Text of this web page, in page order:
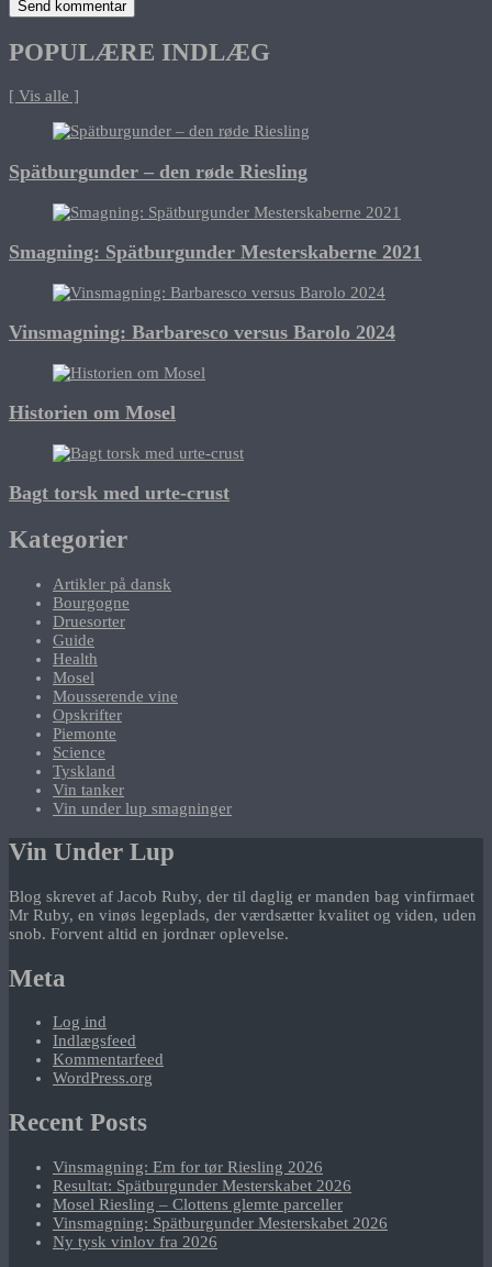
POPULÆRE INDLÆG
[ Vis alle ]
Spätburgunder – den røde Riesling
Smagning: Spätburgunder Mesterskaberne 2021
Vinsmagning: Barbaresco versus Barolo 2024
Historien om Mosel
Bagt torsk med urte-crust
Kategorier
Artikler på dansk
Bourgogne
Druesorter
Guide
Health
Mosel
Mousserende vine
Opskrifter
Piemonte
Science
Tyskland
Vin tanker
Vin under lup smagninger
Vin Under Lup
Blog skrevet af Jacob Ruby, der til daglig er manden bag vinfirmaet
Mr Ruby, en vinøs legeplads, der værdsætter kvalitet og viden, uden
snob. Forvent altid en jordnær oplevelse.
Meta
Log ind
Indlægsfeed
Kommentarfeed
WordPress.org
Recent Posts
Vinsmagning: Em for tør Riesling 2026
Resultat: Spätburgunder Mesterskabet 2026
Mosel Riesling – Clottens glemte parceller
Vinsmagning: Spätburgunder Mesterskabet 2026
Ny tysk vinlov fra 2026